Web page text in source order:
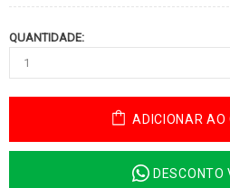
QUANTIDADE:
ADICIONAR AO
DESCONTO